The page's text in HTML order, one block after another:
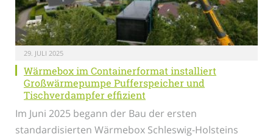
29. JULI 2025
Wärmebox im Containerformat installiert
Großwärmepumpe Pufferspeicher und
Tischverdampfer effizient
Im Juni 2025 begann der Bau der ersten
standardisierten Wärmebox Schleswig-Holsteins